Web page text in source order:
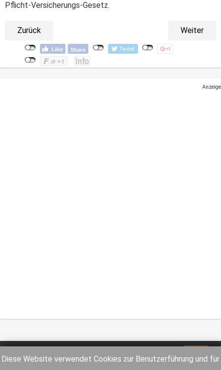
Diese Website verwendet Cookies zur Benutzerführung und für
Pflicht-Versicherungs-Gesetz.
Zurück Weiter
Anzeige